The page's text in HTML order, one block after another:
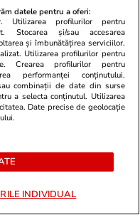
în
pentru a
nici exerciții
26 iul.
datele pentru a oferi:
Utilizarea profilurilor pentru
Stocarea și/sau accesarea
și îmbunătățirea serviciilor.
Utilizarea profilurilor pentru
Crearea profilurilor pentru
performanței conținutului.
combinații de date din surse
a selecta conținutul. Utilizarea
Date precise de geolocație
INDIVIDUAL